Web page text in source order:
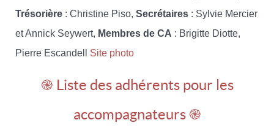
Trésorière : Christine Piso, Secrétaires : Sylvie Mercier
et Annick Seywert, Membres de CA : Brigitte Diotte,
Pierre Escandell Site photo
֎ Liste des adhérents pour les
accompagnateurs ֎